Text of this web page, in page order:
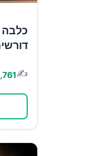
כלבה
✍️